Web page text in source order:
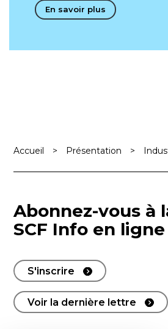
En savoir plus
Accueil > Présentation >
Abonnez-vous à
SCF Info en ligne
S'inscrire
Voir la dernière lettre